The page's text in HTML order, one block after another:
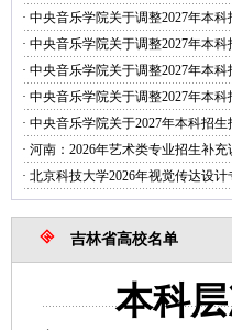
· 中央音乐学院关于调整2027年本科
· 中央音乐学院关于调整2027年本科
· 中央音乐学院关于调整2027年本科
· 中央音乐学院关于调整2027年本科
· 中央音乐学院关于2027年本科招生
· 河南：2026年艺术类专业招生补充
· 北京科技大学2026年视觉传达设计
吉林省高校名单
本科